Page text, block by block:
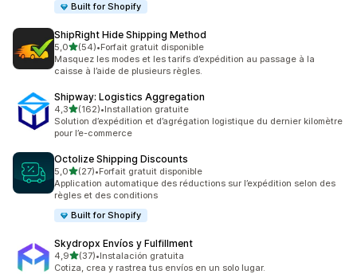
Built for Shopify
ShipRight Hide Shipping Method
5,0étoile(s) sur 5
(54)
54 avis au total
•Forfait gratuit disponible
Masquez les modes et les tarifs d’expédition au passage à la
caisse à l’aide de plusieurs règles.
Shipway: Logistics Aggregation
4,3étoile(s) sur 5
(162)
162 avis au total
•Installation gratuite
Solution d’expédition et d’agrégation logistique du dernier kilomètre
pour l’e-commerce
Octolize Shipping Discounts
5,0étoile(s) sur 5
(27)
27 avis au total
•Forfait gratuit disponible
Application automatique des réductions sur l’expédition selon des
règles et des conditions
Built for Shopify
Skydropx Envíos y Fulfillment
4,9étoile(s) sur 5
(37)
37 avis au total
•Instalación gratuita
Cotiza, crea y rastrea tus envíos en un solo lugar.